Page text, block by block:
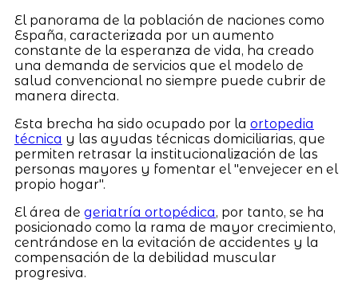
El panorama de la población de naciones como
España, caracterizada por un aumento
constante de la esperanza de vida, ha creado
una demanda de servicios que el modelo de
salud convencional no siempre puede cubrir de
manera directa.
Esta brecha ha sido ocupado por la ortopedia
técnica y las ayudas técnicas domiciliarias, que
permiten retrasar la institucionalización de las
personas mayores y fomentar el "envejecer en el
propio hogar".
El área de geriatría ortopédica, por tanto, se ha
posicionado como la rama de mayor crecimiento,
centrándose en la evitación de accidentes y la
compensación de la debilidad muscular
progresiva.